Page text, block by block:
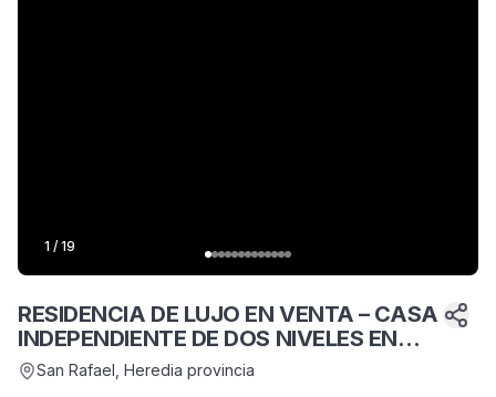
1 / 19
RESIDENCIA DE LUJO EN VENTA – CASA
INDEPENDIENTE DE DOS NIVELES EN
SAN RAFAEL DE HEREDIA
San Rafael , Heredia provincia